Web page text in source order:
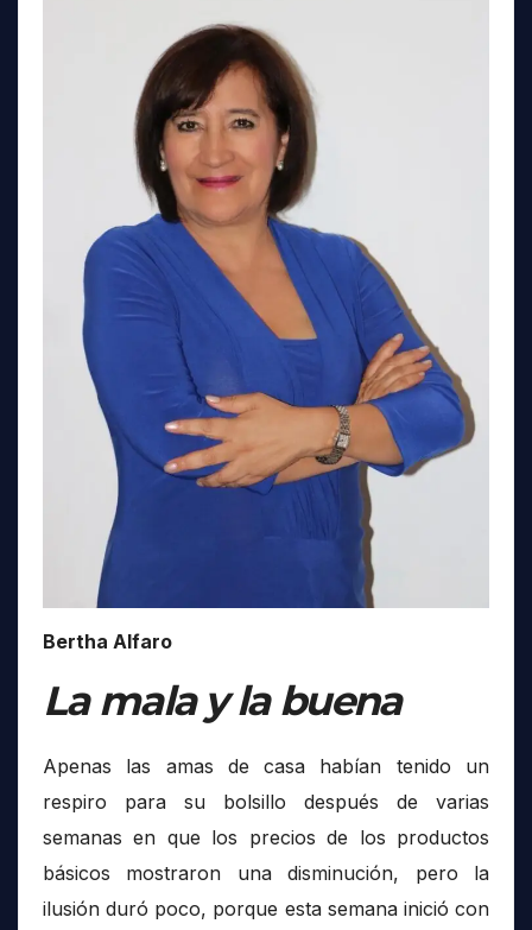
Bertha Alfaro
La mala y la buena
Apenas las amas de casa habían tenido un
respiro para su bolsillo después de varias
semanas en que los precios de los productos
básicos mostraron una disminución, pero la
ilusión duró poco, porque esta semana inició con